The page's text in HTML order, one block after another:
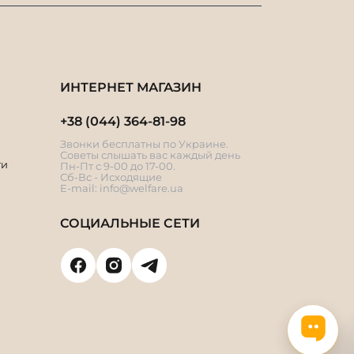
ИНТЕРНЕТ МАГАЗИН
+38 (044) 364-81-98
Звонки бесплатны по Украине.
Советы слышать вас каждый день
Пн-Пт с 9-00 до 17-00.
Сб-Вс - Исходящие
E-mail: info@welfare.ua
СОЦИАЛЬНЫЕ СЕТИ